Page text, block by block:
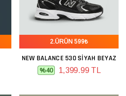
2.ÜRÜN 599₺
NEW BALANCE 530 SIYAH BEYAZ
%40 1,399.99 TL